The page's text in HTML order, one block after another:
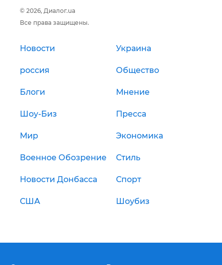
© 2026, Диалог.ua
Все права защищены.
Новости Украина
россия Общество
Блоги Мнение
Шоу-Биз Пресса
Мир Экономика
Военное Обозрение Стиль
Новости Донбасса Спорт
США Шоубиз